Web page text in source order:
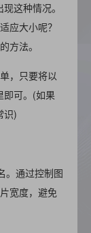
这种情况。
应大小呢？
方法。
，只要将以
即可。(如果
识)
。通过控制图
宽度，避免